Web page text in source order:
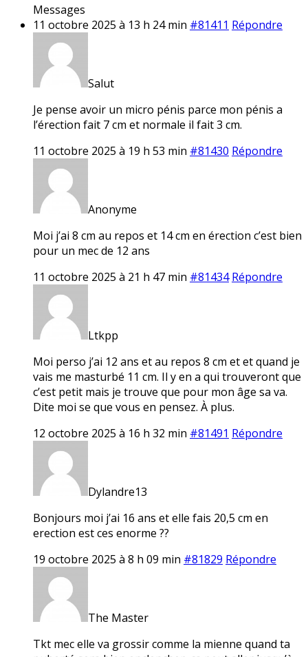
Messages
11 octobre 2025 à 13 h 24 min #81411 Répondre
Salut
Je pense avoir un micro pénis parce mon pénis a
l’érection fait 7 cm et normale il fait 3 cm.
11 octobre 2025 à 19 h 53 min #81430 Répondre
Anonyme
Moi j’ai 8 cm au repos et 14 cm en érection c’est bien
pour un mec de 12 ans
11 octobre 2025 à 21 h 47 min #81434 Répondre
Ltkpp
Moi perso j’ai 12 ans et au repos 8 cm et et quand je
vais me masturbé 11 cm. Il y en a qui trouveront que
c’est petit mais je trouve que pour mon âge sa va.
Dite moi se que vous en pensez. À plus.
12 octobre 2025 à 16 h 32 min #81491 Répondre
Dylandre13
Bonjours moi j’ai 16 ans et elle fais 20,5 cm en
erection est ces enorme ??
19 octobre 2025 à 8 h 09 min #81829 Répondre
The Master
Tkt mec elle va grossir comme la mienne quand ta